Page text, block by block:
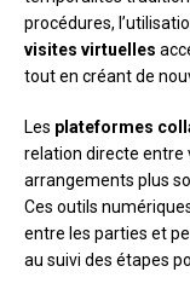
procédures,
visites virtuelles
tout en créant de
Les plateformes
relation directe entre
arrangements plus
Ces outils
entre les parties et
au suivi des étapes